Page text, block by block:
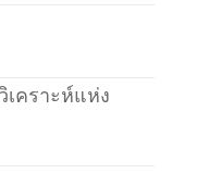
คราะห์แห่ง